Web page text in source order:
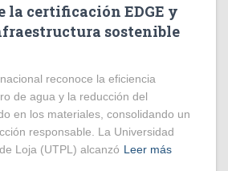
la certificación EDGE y
sostenible
reconoce la eficiencia
de agua y la reducción del
en los materiales, consolidando un
responsable. La Universidad
Loja (UTPL) alcanzó Leer más